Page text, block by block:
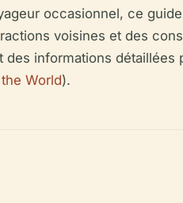
occasionnel, ce
voisines et des
informations détaillées
World).